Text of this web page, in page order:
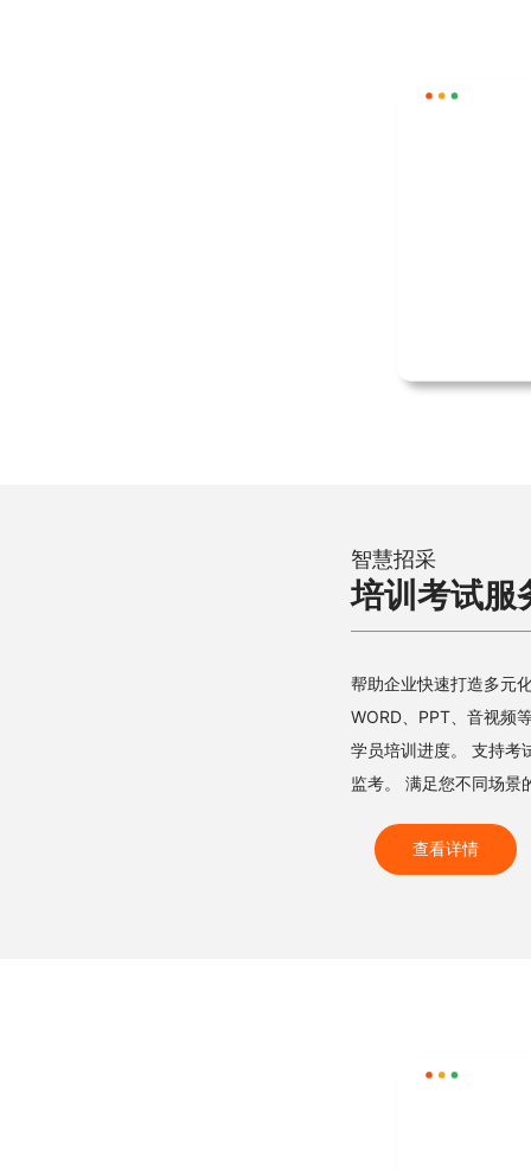
智慧招采
培训考试服
帮助企业快速打造多元
WORD、PPT、音视频
学员培训进度。 支持考
监考。 满足您不同场景
查看详情